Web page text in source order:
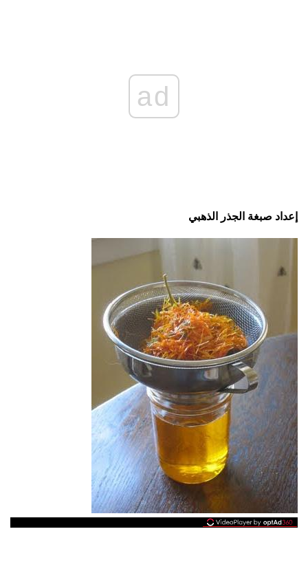
ad
إعداد صبغة الجذر الذهبي